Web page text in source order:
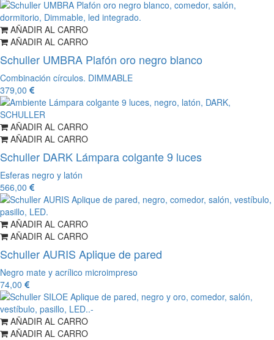
AÑADIR AL CARRO
AÑADIR AL CARRO
Schuller UMBRA Plafón oro negro blanco
Combinación círculos. DIMMABLE
379,00
AÑADIR AL CARRO
AÑADIR AL CARRO
Schuller DARK Lámpara colgante 9 luces
Esferas negro y latón
566,00
AÑADIR AL CARRO
AÑADIR AL CARRO
Schuller AURIS Aplique de pared
Negro mate y acrílico microimpreso
74,00
AÑADIR AL CARRO
AÑADIR AL CARRO